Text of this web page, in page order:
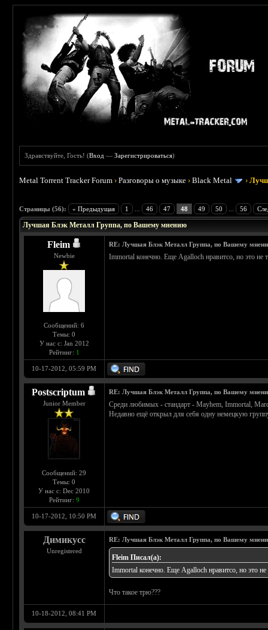
Здравствуйте, Гость! (Вход —Зарегистрироваться)
Metal Torrent Tracker Forum ›Разговоры о музыке ›Black Metal ›
Страницы (56): « Предыдущая 1 46 47 48 49 50 56
Лучшая Блэк Металл Группа, по Вашему мнению
Fleim
Newbie
Сообщений: 6
Темы: 0
У нас с: Jan 2012
Рейтинг: 1
RE: Лучшая Блэк Металл Группа, по Вашему
Immortal конечно. Еще Agalloch нравитсо, но это не
10-17-2012, 05:59 PM
Postscriptum
Junior Member
Сообщений: 29
Темы: 0
У нас с: Dec 2010
Рейтинг: 9
RE: Лучшая Блэк Металл Группа, по Вашему
Среди любимых - стандарт - Mayhem, Immortal,
Недавно ещё открыл для себя одну немецкую
10-17-2012, 10:50 PM
Димикусс
Unregistered
RE: Лучшая Блэк Металл Группа, по Вашему
Fleim Писал(а):
Immortal конечно. Еще Agalloch нравитсо, но это
Что такое трю???
10-18-2012, 08:41 PM